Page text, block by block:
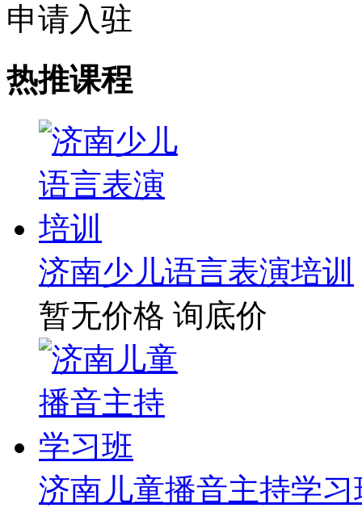
申请入驻
热推课程
济南少儿语言表演培训
暂无价格 询底价
济南儿童播音主持学习